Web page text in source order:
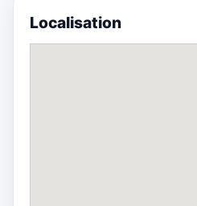
Localisation